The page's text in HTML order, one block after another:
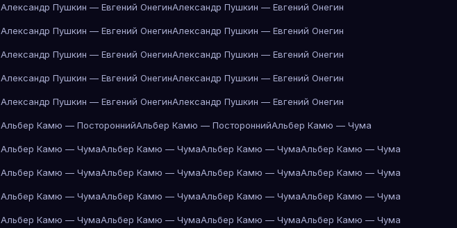
Александр Пушкин — Евгений ОнегинАлександр Пушкин — Евгений Онегин
Александр Пушкин — Евгений ОнегинАлександр Пушкин — Евгений Онегин
Александр Пушкин — Евгений ОнегинАлександр Пушкин — Евгений Онегин
Александр Пушкин — Евгений ОнегинАлександр Пушкин — Евгений Онегин
Александр Пушкин — Евгений ОнегинАлександр Пушкин — Евгений Онегин
Альбер Камю — ПостороннийАльбер Камю — ПостороннийАльбер Камю — Чума
Альбер Камю — ЧумаАльбер Камю — ЧумаАльбер Камю — ЧумаАльбер Камю — Чума
Альбер Камю — ЧумаАльбер Камю — ЧумаАльбер Камю — ЧумаАльбер Камю — Чума
Альбер Камю — ЧумаАльбер Камю — ЧумаАльбер Камю — ЧумаАльбер Камю — Чума
Альбер Камю — ЧумаАльбер Камю — ЧумаАльбер Камю — ЧумаАльбер Камю — Чума